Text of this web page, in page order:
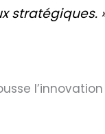
stratégiques.